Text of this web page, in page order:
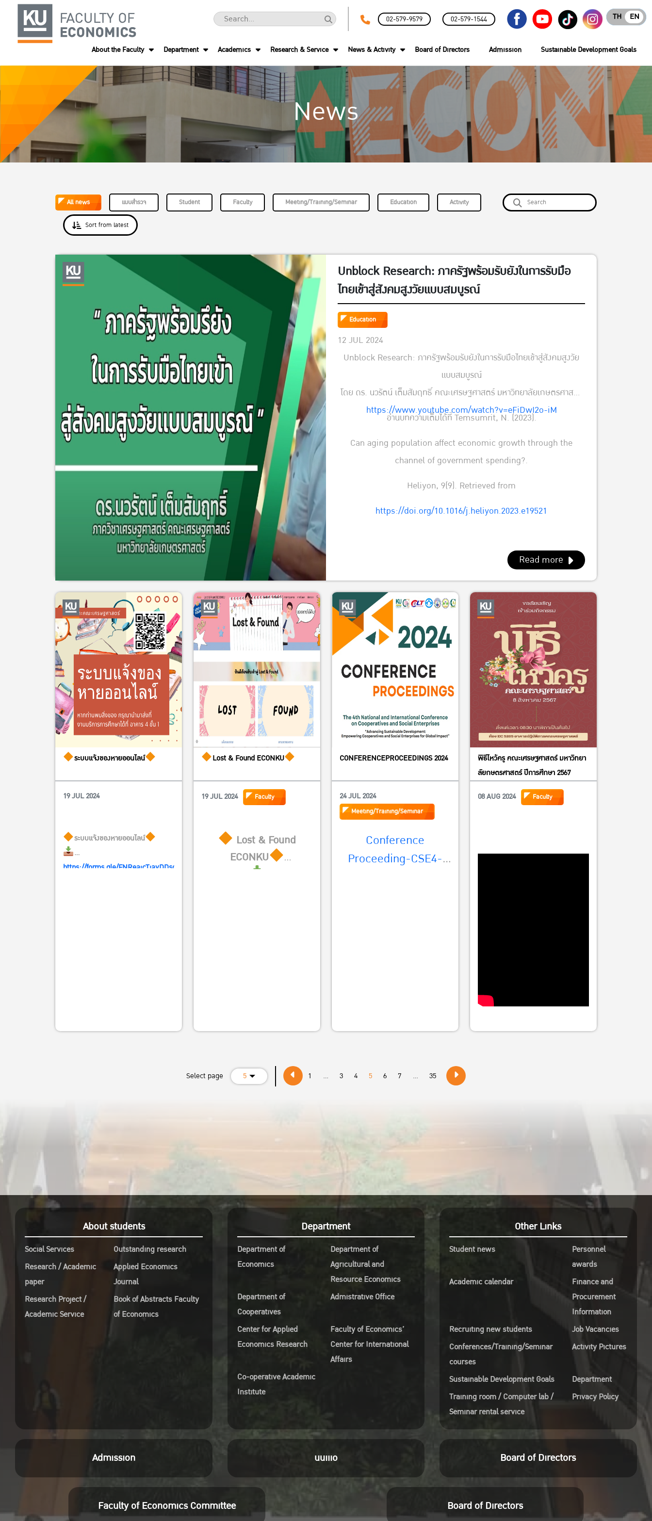
02-579-9579 02-579-1544 EN
TH
About the Faculty Department Academics Research & Service News & Activity Board of Directors Admission Sustainable Development Goals
News
All news แบบสำรวจ Student Faculty Meeting/Training/Seminar Education Activity
Sort from latest
Unblock Research: ภาครัฐพร้อมรับยังในการรับมือ
ไทยเข้าสู่สังคมสูงวัยแบบสมบูรณ์
Education
12 JUL 2024
Unblock Research: ภาครัฐพร้อมรับยังในการรับมือไทยเข้าสู่สังคมสูงวัย
แบบสมบูรณ์
โดย ดร. นวรัตน์ เต็มสัมฤทธิ์ คณะเศรษฐศาสตร์ มหาวิทยาลัยเกษตรศาสตร์
https://www.youtube.com/watch?v=eFiDwI2o-iM
อ่านบทความเต็มได้ที่ Temsumrit, N. (2023).
Can aging population affect economic growth through the
channel of government spending?.
Heliyon, 9(9). Retrieved from
https://doi.org/10.1016/j.heliyon.2023.e19521
Read more
ระบบแจ้งของหายออนไลน์
19 JUL 2024
ระบบแจ้งของหายออนไลน์
https://forms.gle/FNReajcTjayDDsoc9
Lost & Found ECONKU
19 JUL 2024 Faculty
Lost & Found
ECONKU
CONFERENCEPROCEEDINGS 2024
24 JUL 2024
Meeting/Training/Seminar
Conference
Proceeding-CSE4-
พิธีไหว้ครู คณะเศรษฐศาสตร์ มหาวิทยา
ลัยกษตรศาสตร์ ปีการศึกษา 2567
08 AUG 2024
Faculty
Select page 5 1 ... 3 4 5 6 7 ... 35
About students
Social Services
Outstanding research
Research / Academic
paper
Applied Economics
Journal
Research Project /
Academic Service
Book of Abstracts Faculty
of Economics
Department
Department of
Economics
Department of
Agricultural and
Resource Economics
Department of
Cooperatives
Admistrative Office
Center for Applied
Economics Research
Faculty of Economics’
Center for International
Affairs
Co-operative Academic
Institute
Other Links
Student news
Personnel
awards
Academic calendar
Finance and
Procurement
Information
Recruiting new students
Job Vacancies
Conferences/Training/Seminar
courses
Activity Pictures
Sustainable Development Goals
Department
Training room / Computer lab /
Seminar rental service
Privacy Policy
Admission uuiiio Board of Directors
Faculty of Economics Committee Board of Directors